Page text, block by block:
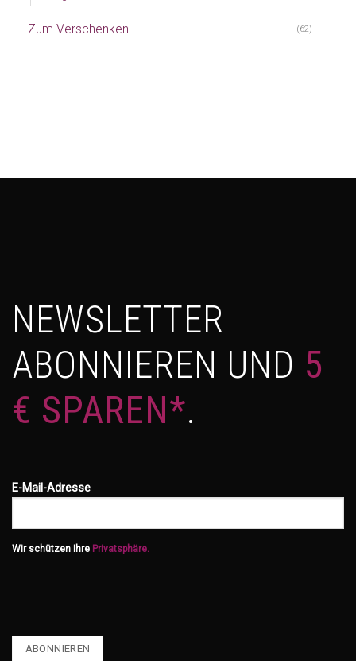
Zum Verschenken (62)
NEWSLETTER
ABONNIEREN UND 5
€ SPAREN*.
E-Mail-Adresse
Wir schützen Ihre Privatsphäre.